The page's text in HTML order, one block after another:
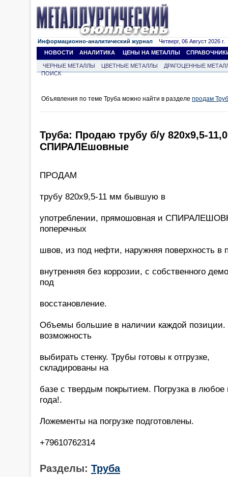
Информационно-аналитический журнал Четверг, 06 Август 2026 г.
НОВОСТИ
АНАЛИТИКА ЦЕНЫ НА МЕТАЛЛЫ
ЧЕРНЫЕ МЕТАЛЛЫ ЦВЕТНЫЕ МЕТАЛЛЫ
ДРАГОЦЕННЫЕ
ПОИСК
Объявления по теме Труба можно найти в разделе продам
Труба: Продаю трубу б/у 820х9,5-
СПИРАЛЕшовные
ПРОДАМ
трубу 820х9,5-11 мм бывшую в
употреблении, прямошовная и
поперечных
швов, из под нефти, наружняя поверхность в
внутренняя без коррозии, с собственного
под
восстановление.
Объемы большие в наличии каждой позиции.
возможность
выбирать стенку. Трубы готовы к отгрузке,
складированы на
базе с твердым покрытием. Погрузка в любое
года!.
Ложементы на погрузке подготовлены.
+79610762314
Разделы: Труба